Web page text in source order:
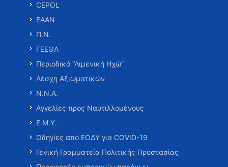
CEPOL
ΕΑΑΝ
Π.Ν.
ΓΕΕΘΑ
Περιοδικό “Λιμενική Ηχώ”
Λέσχη Αξιωματικών
Ν.Ν.Α.
Αγγελίες προς Ναυτιλλομένους
Ε.Μ.Υ.
Οδηγίες από ΕΟΔΥ για COVID-19
Γενική Γραμματεία Πολιτικής Προστασίας